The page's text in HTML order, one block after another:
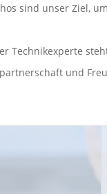
sind unser Ziel,
Technikexperte
und